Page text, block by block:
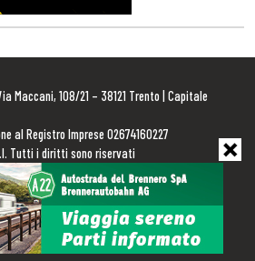
Maccani, 108/21 – 38121 Trento | Capitale
al Registro Imprese 02674160227
Tutti i diritti sono riservati
Privacy Policy Cookie Policy